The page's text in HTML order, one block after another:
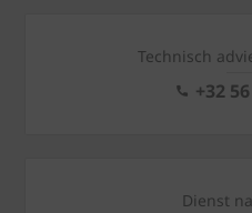
Technisch
+32
Dienst